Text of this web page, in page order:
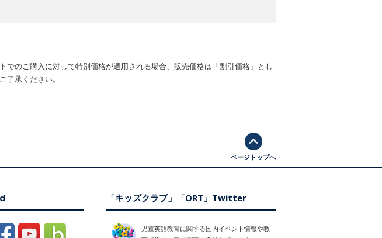
のご購入に対して特別価格が適用される場合、販売価格は「割引価格」とし
承ください。
ページトップへ
「キッズクラブ」「ORT」Twitter
児童英語教育に関する国内イベント情報や教